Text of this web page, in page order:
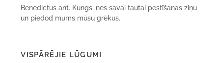
Benedictus ant. Kungs, nes savai tautai pestīšanas ziņu
un piedod mums mūsu grēkus.
VISPĀRĒJIE LŪGUMI